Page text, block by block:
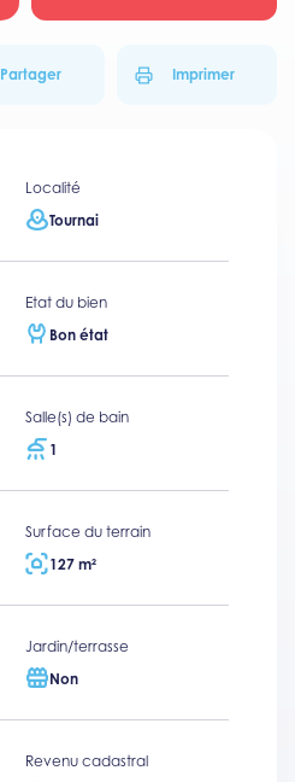
Partager Imprimer
Localité
Tournai
Etat du bien
Bon état
Salle(s) de bain
1
Surface du terrain
127 m²
Jardin/terrasse
Non
Revenu cadastral